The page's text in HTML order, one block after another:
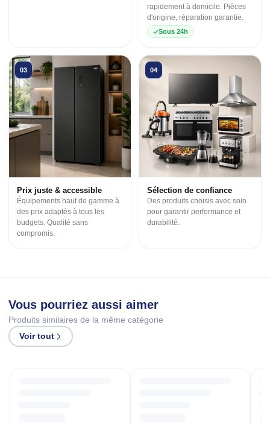
rapidement à domicile. Pièces
d'origine, réparation garantie.
Sous 24h
03
Prix juste & accessible
Équipements haut de gamme à
des prix adaptés à tous les
budgets. Qualité sans
compromis.
04
Sélection de confiance
Des produits choisis avec soin
pour garantir performance et
durabilité.
Vous pourriez aussi aimer
Produits similaires de la même catégorie
Voir tout